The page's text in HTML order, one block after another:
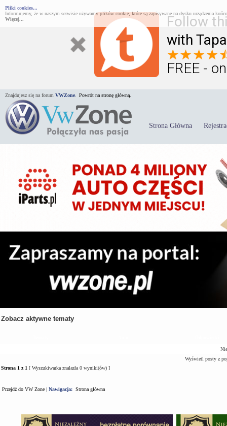
Follow
with
FREE -
Pliki cookies...
Informujemy, że w naszym serwisie używamy plików cookie, które są zapisywane na dysku urządzenia
Więcej...
Znajdujesz się na forum VWZone Powrót na stronę główną.
Strona Główna
Zobacz aktywne tematy
Wyświetl posty z
Strona 1 z 1 [ Wyszukiwarka znalazła 0 wyniki(ów) ]
Przejdź do VW Zone | Nawigacja: Strona główna